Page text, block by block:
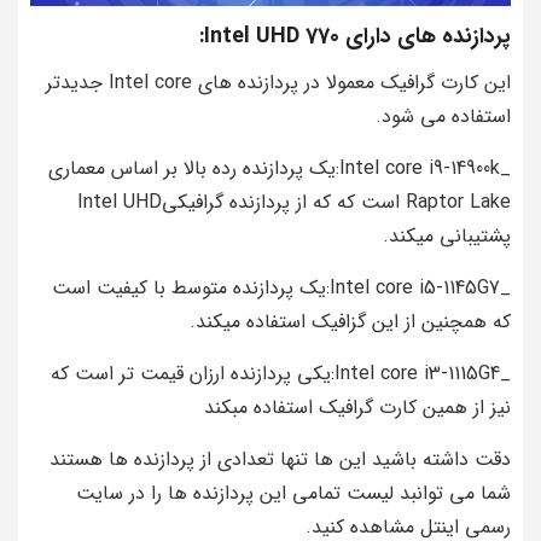
پردازنده های دارای Intel UHD 770:
این کارت گرافیک معمولا در پردازنده های Intel core جدیدتر
استفاده می شود.
_Intel core i9-14900k:یک پردازنده رده بالا بر اساس معماری
Raptor Lake است که که از پردازنده گرافیکیIntel UHD
پشتیبانی میکند.
_Intel core i5-1145G7:یک پردازنده متوسط با کیفیت است
که همچنین از این گزافیک استفاده میکند.
_Intel core i3-1115G4:یکی پردازنده ارزان قیمت تر است که
نیز از همین کارت گرافیک استفاده مبکند
دقت داشته باشید این ها تنها تعدادی از پردازنده ها هستند
شما می توانبد لیست تمامی این پردازنده ها را در سایت
رسمی اینتل مشاهده کنید.